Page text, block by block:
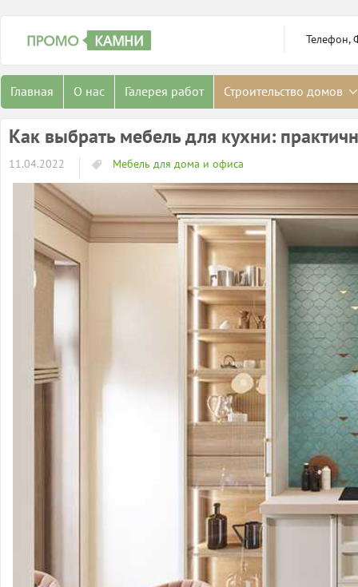
Телефон,
Главная О нас Галерея работ Строительство домов
Как выбрать мебель для кухни:
11.04.2022 Мебель для дома и офиса